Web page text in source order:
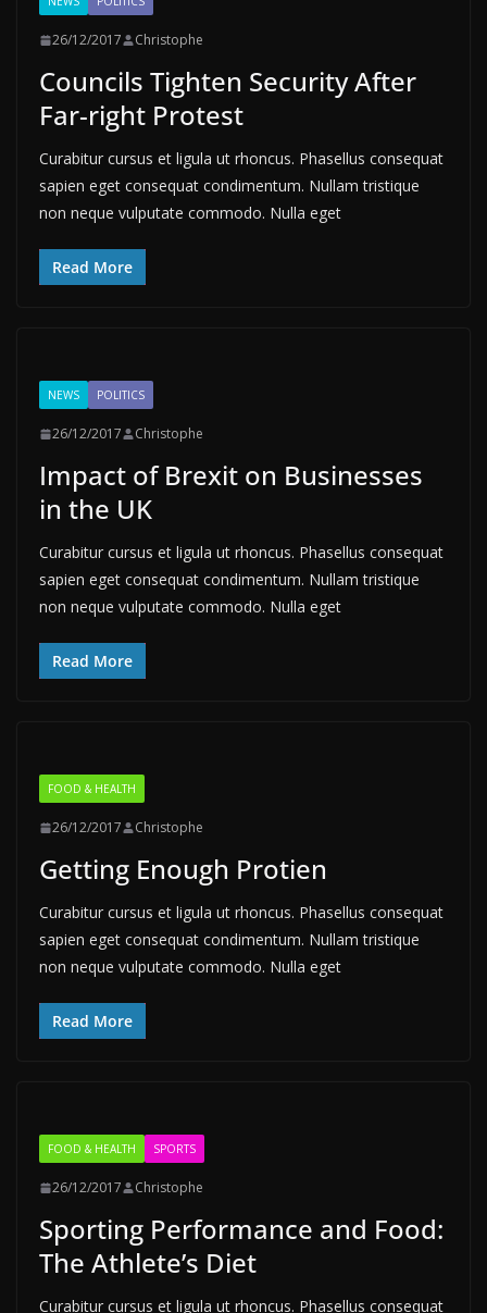
26/12/2017 Christophe
Councils Tighten Security After
Far-right Protest
Curabitur cursus et ligula ut rhoncus. Phasellus consequat
sapien eget consequat condimentum. Nullam tristique
non neque vulputate commodo. Nulla eget
Read More
NEWS POLITICS
26/12/2017 Christophe
Impact of Brexit on Businesses
in the UK
Curabitur cursus et ligula ut rhoncus. Phasellus consequat
sapien eget consequat condimentum. Nullam tristique
non neque vulputate commodo. Nulla eget
Read More
FOOD & HEALTH
26/12/2017 Christophe
Getting Enough Protien
Curabitur cursus et ligula ut rhoncus. Phasellus consequat
sapien eget consequat condimentum. Nullam tristique
non neque vulputate commodo. Nulla eget
Read More
FOOD & HEALTH SPORTS
26/12/2017 Christophe
Sporting Performance and Food:
The Athlete’s Diet
Curabitur cursus et ligula ut rhoncus. Phasellus consequat